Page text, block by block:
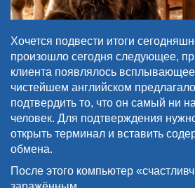
Хочется подвести итоги
произошло сегодня следующее,
клиента появлялось всплывающее
чистейшем английском
подтвердить то, что он самый ни
человек. Для подтверждения
открыть терминал и вставить
обмена.
После этого компьютер